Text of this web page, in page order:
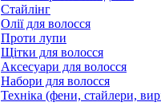
Стайлінг
Олії для волосся
Проти лупи
Щітки для волосся
Аксесуари для волосся
Набори для волосся
Техніка (фени, стайлери,